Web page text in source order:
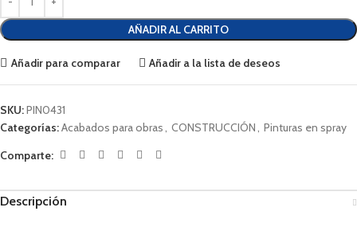
AÑADIR AL CARRITO
Añadir para comparar Añadir a la lista de deseos
SKU:PIN0431
Categorías:Acabados para obras, CONSTRUCCIÓN, Pinturas en spray
Comparte:
Descripción